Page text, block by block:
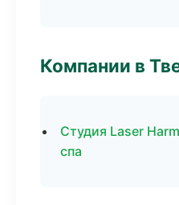
Компании в
Студия Laser
спа